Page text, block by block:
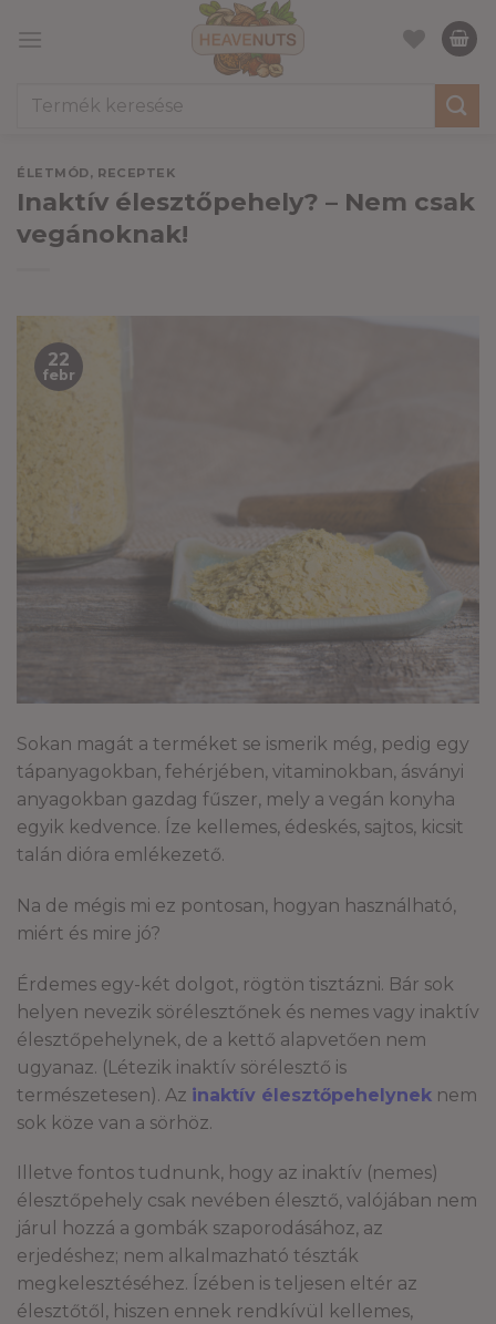
Keresés
ÉLETMÓD, RECEPTEK
Inaktív élesztőpehely? – Nem csak
vegánoknak!
22
febr
Sokan magát a terméket se ismerik még, pedig egy
tápanyagokban, fehérjében, vitaminokban, ásványi
anyagokban gazdag fűszer, mely a vegán konyha
egyik kedvence. Íze kellemes, édeskés, sajtos, kicsit
talán dióra emlékezető.
Na de mégis mi ez pontosan, hogyan használható,
miért és mire jó?
Érdemes egy-két dolgot, rögtön tisztázni. Bár sok
helyen nevezik sörélesztőnek és nemes vagy inaktív
élesztőpehelynek, de a kettő alapvetően nem
ugyanaz. (Létezik inaktív sörélesztő is
természetesen). Az inaktív élesztőpehelynek nem
sok köze van a sörhöz.
Illetve fontos tudnunk, hogy az inaktív (nemes)
élesztőpehely csak nevében élesztő, valójában nem
járul hozzá a gombák szaporodásához, az
erjedéshez; nem alkalmazható tészták
megkelesztéséhez. Ízében is teljesen eltér az
élesztőtől, hiszen ennek rendkívül kellemes,